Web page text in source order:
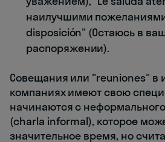
наилучшими
disposición" (Остаюсь в
распоряжении).
Совещания или "reuniones" в
компаниях имеют свою
начинаются с
(charla informal), которое
значительное время, но